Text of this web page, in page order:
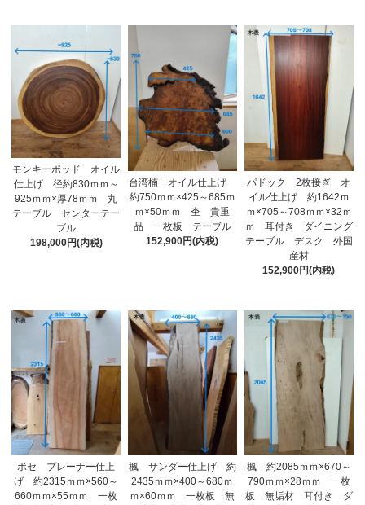
モンキーポッド オイル
仕上げ 径約830ｍｍ～
925ｍｍ×厚78ｍｍ 丸
テーブル センターテー
ブル
198,000円(内税)
台湾楠 オイル仕上げ
約750ｍｍ×425～685ｍ
ｍ×50ｍｍ 杢 貴重
品 一枚板 テーブル
152,900円(内税)
パドック 2枚接ぎ オ
イル仕上げ 約1642ｍ
ｍ×705～708ｍｍ×32ｍ
ｍ 耳付き ダイニング
テーブル デスク 外国
産材
152,900円(内税)
ボセ プレーナー仕上
げ 約2315ｍｍ×560～
660ｍｍ×55ｍｍ 一枚
楓 サンダー仕上げ 約
2435ｍｍ×400～680ｍ
ｍ×60ｍｍ 一枚板 無
楓 約2085ｍｍ×670～
790ｍｍ×28ｍｍ 一枚
板 無垢材 耳付き ダ